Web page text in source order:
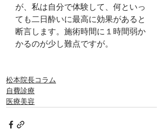
が、私は自分で体験して、何といっ
ても二日酔いに最高に効果があると
断言します。施術時間に１時間弱か
かるのが少し難点ですが。
松本院長コラム
自費診療
医療美容